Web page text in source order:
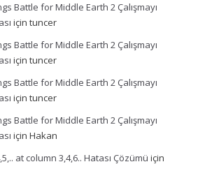
Battle for Middle Earth 2 Çalışmayı
için tuncer
Battle for Middle Earth 2 Çalışmayı
için tuncer
Battle for Middle Earth 2 Çalışmayı
için tuncer
Battle for Middle Earth 2 Çalışmayı
için Hakan
at column 3,4,6.. Hatası Çözümü için